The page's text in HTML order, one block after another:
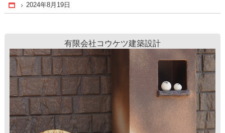
Home
2024年8月19日
有限会社コウケツ建築設計